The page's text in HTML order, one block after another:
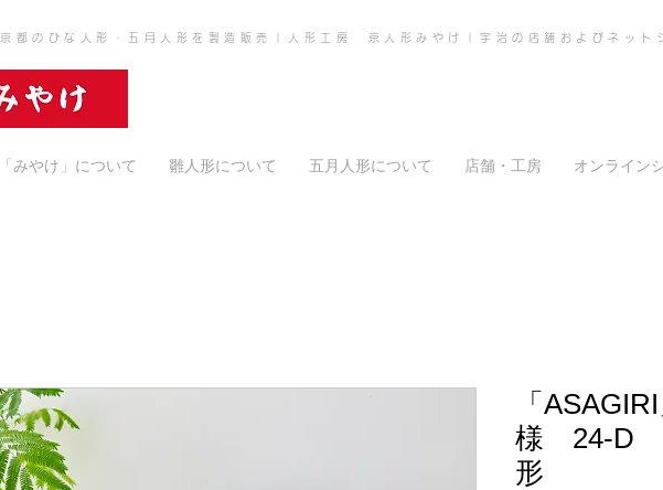
京都のひな人形・五月人形を製造販売｜人形工房 京人形みやけ｜宇治の店舗およびネット
「みやけ」について 雛人形について 五月人形について 店舗・工房 オンライン
「
様 24-D
形